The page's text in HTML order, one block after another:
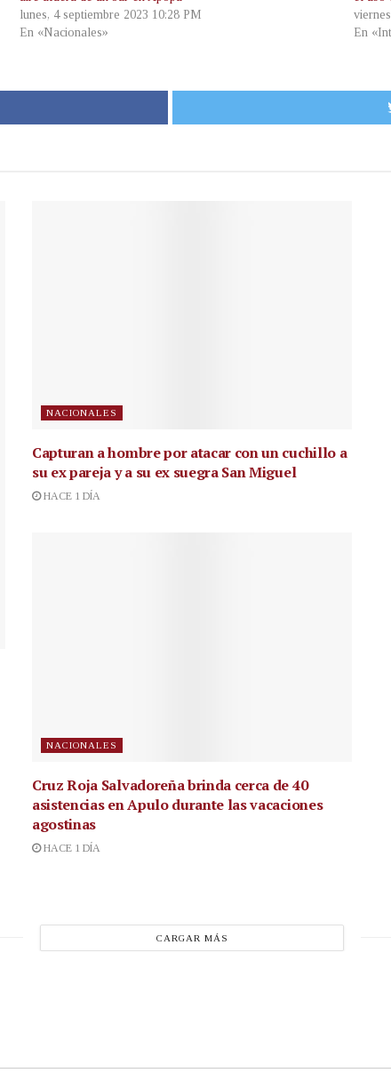
lunes, 4 septiembre 2023 10:28 PM
En «Nacionales»
En
NACIONALES
Capturan a hombre por atacar con un cuchillo a
su ex pareja y a su ex suegra San Miguel
HACE 1 DÍA
NACIONALES
Cruz Roja Salvadoreña brinda cerca de 40
asistencias en Apulo durante las vacaciones
agostinas
HACE 1 DÍA
CARGAR MÁS